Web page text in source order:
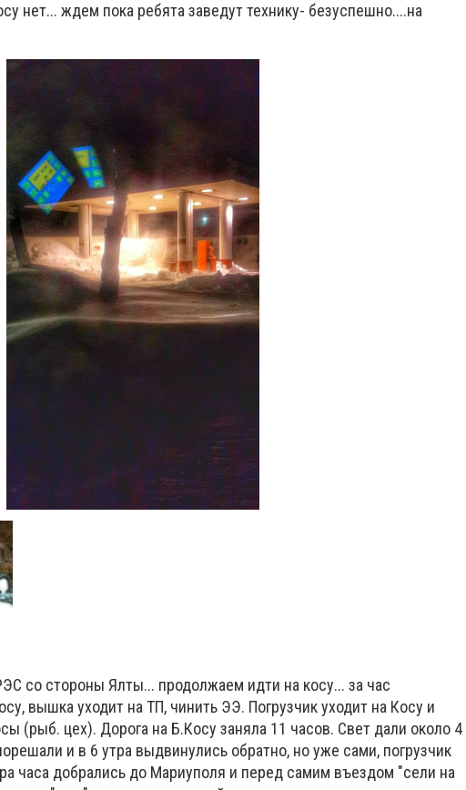
нет... ждем пока ребята заведут технику- безуспешно....на
со стороны Ялты... продолжаем идти на косу... за час
вышка уходит на ТП, чинить ЭЭ. Погрузчик уходит на Косу и
(рыб. цех). Дорога на Б.Косу заняла 11 часов. Свет дали около 4
и в 6 утра выдвинулись обратно, но уже сами, погрузчик
часа добрались до Мариуполя и перед самим въездом "сели на